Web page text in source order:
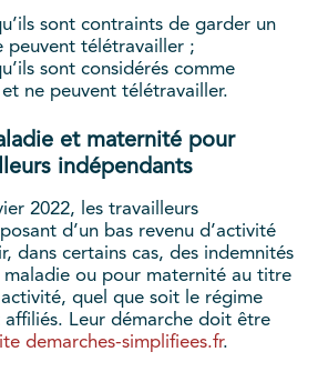
sont contraints de garder un
peuvent télétravailler ;
sont considérés comme
ne peuvent télétravailler.
et maternité pour
indépendants
2022, les travailleurs
d’un bas revenu d’activité
dans certains cas, des indemnités
maladie ou pour maternité au titre
quel que soit le régime
Leur démarche doit être
demarches-simplifiees.fr.